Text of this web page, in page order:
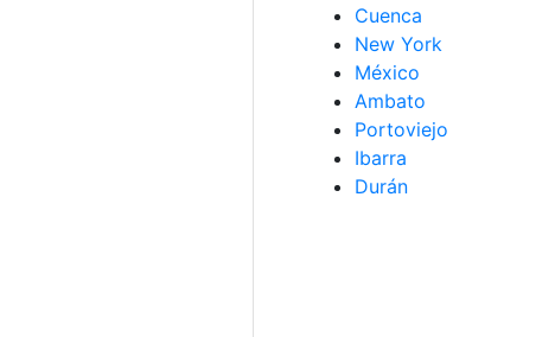
Cuenca
New York
México
Ambato
Portoviejo
Ibarra
Durán